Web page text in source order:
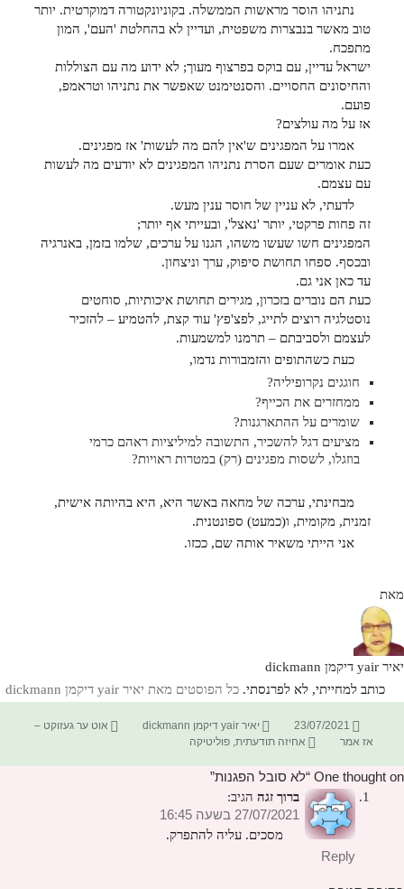
נתניהו הוסר מראשות הממשלה. בקוניונקטורה דמוקרטית. יותר
טוב מאשר בנבצרות משפטית, ועדיין לא בהחלטת 'העם', המון
מתפכח.
ישראל עדיין, עם בוקס בפרצוף מעוך; לא ידוע מה עם הצוללות
והחיסונים החסויים. והסנטימנט שאפשר את נתניהו וטראמפ,
פועם.
אז על מה עולצים?
אמרו על המפגינים ש'אין להם מה לעשות' אז מפגינים.
כעת אומרים שעם הסרת נתניהו המפגינים לא יודעים מה לעשות
עם עצמם.
לדעתי, לא עניין של חוסר ענין מעש.
זה פחות פרקטי, יותר 'נאצל', ובעייתי אף יותר;
המפגינים חשו שעשו משהו, הגנו על ערכים, שלמו בזמן, באנרגיה
ובכסף. ספחו תחושת סיפוק, ערך וניצחון.
עד כאן אני גם.
כעת הם נוברים בזכרון, מגירים תחושת איכותיות, סוחטים
נוסטלגיה רוצים לתייג, לפצ'פץ' עוד קצת, להטמיע – להזכיר
לעצמם ולסביבתם – תרמנו למשמעות.
כעת כשהתופים והזמבורות נדמו,
חוגגים נקרופיליה?
ממחזרים את הכייף?
שומרים על ההתארגנות?
מציעים דגל להשכיר, התשובה למיליציות ראהם כרמי
בוזגלו, לשסות מפגינים (רק) במטרות ראויות?
מבחינתי, ערכה של מחאה באשר היא, היא בהיותה אישית,
זמנית, מקומית, ו(כמעט) ספונטנית.
אני הייתי משאיר אותה שם, ככזו.
מאת
יאיר yair דיקמן dickmann
כותב למחייתי, לא לפרנסתי. כל הפוסטים מאת יאיר yair דיקמן dickmann‏
פורסם
בתאריך
23/07/2021 מחבר
יאיר yair דיקמן dickmann קטגוריות
אוט ער געזוקט –
אז אמר
תגיות
אחיזה תודעתית,פוליטיקה
One thought on “לא סובל הפגנות”
ברוך זגה הגיב:
27/07/2021 בשעה 16:45
מסכים. עליה להתפרק.
Reply